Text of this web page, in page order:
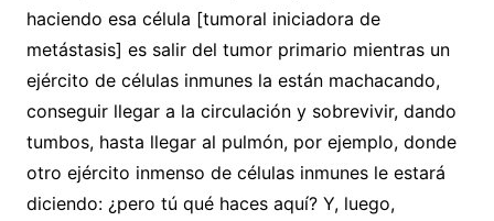
haciendo esa célula [tumoral iniciadora de
metástasis] es salir del tumor primario mientras un
ejército de células inmunes la están machacando,
conseguir llegar a la circulación y sobrevivir, dando
tumbos, hasta llegar al pulmón, por ejemplo, donde
otro ejército inmenso de células inmunes le estará
diciendo: ¿pero tú qué haces aquí? Y, luego,